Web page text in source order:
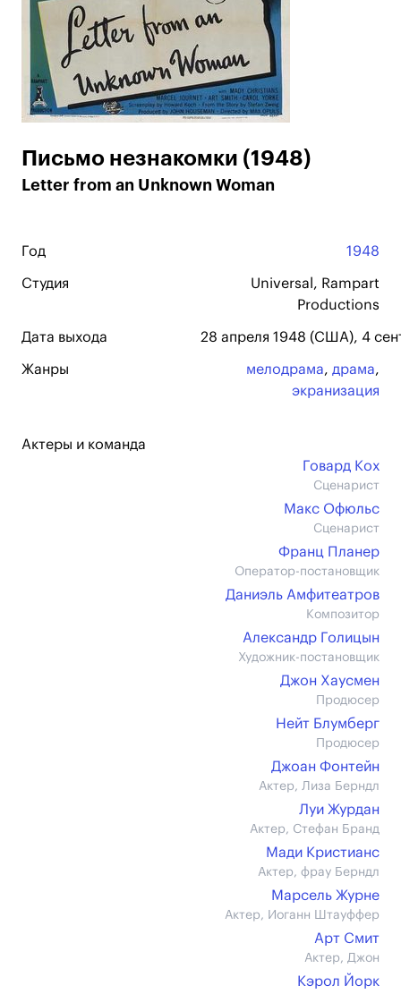
Письмо незнакомки (1948)
Letter from an Unknown Woman
Год 1948
Студия
Universal, Rampart
Productions
Дата выхода 28 апреля 1948 (США), 4
Жанры мелодрама, драма,
экранизация
Актеры и команда
Говард Кох
Сценарист
Макс Офюльс
Сценарист
Франц Планер
Оператор-постановщик
Даниэль Амфитеатров
Композитор
Александр Голицын
Художник-постановщик
Джон Хаусмен
Продюсер
Нейт Блумберг
Продюсер
Джоан Фонтейн
Актер, Лиза Берндл
Луи Журдан
Актер, Стефан Бранд
Мади Кристианс
Актер, фрау Берндл
Марсель Журне
Актер, Иоганн Штауффер
Арт Смит
Актер, Джон
Кэрол Йорк